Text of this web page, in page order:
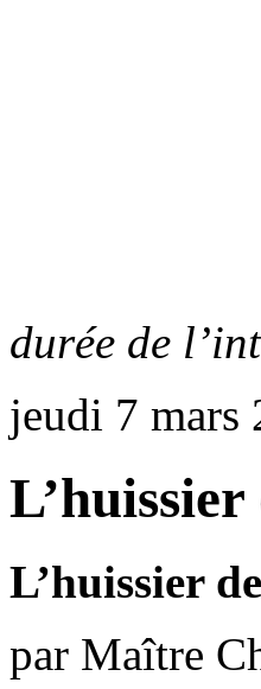
durée de
jeudi 7 mars
L’huissier
par Maître